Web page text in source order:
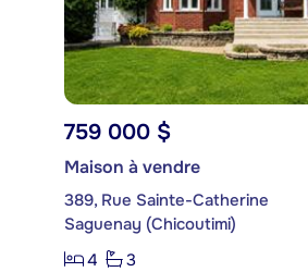
759 000 $
Maison à vendre
389, Rue Sainte-Catherine
Saguenay (Chicoutimi)
4
3